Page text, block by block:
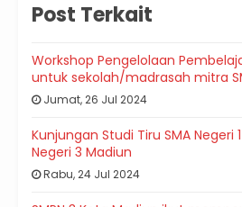
Post Terkait
Workshop Pengelolaan
untuk sekolah/madrasah mitra
Jumat, 26 Jul 2024
Kunjungan Studi Tiru SMA Negeri
Negeri 3 Madiun
Rabu, 24 Jul 2024